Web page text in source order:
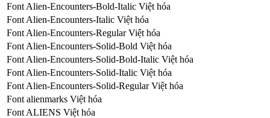
Font Alien-Encounters-Bold-Italic Việt hóa
Font Alien-Encounters-Italic Việt hóa
Font Alien-Encounters-Regular Việt hóa
Font Alien-Encounters-Solid-Bold Việt hóa
Font Alien-Encounters-Solid-Bold-Italic Việt hóa
Font Alien-Encounters-Solid-Italic Việt hóa
Font Alien-Encounters-Solid-Regular Việt hóa
Font alienmarks Việt hóa
Font ALIENS Việt hóa